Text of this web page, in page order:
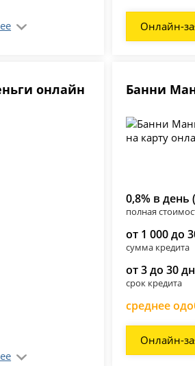
Онлайн-
онлайн
Банни
0,8% в день
полная
от 1 000 до
сумма кредита
от 3 до 30
срок кредита
среднее
Онлайн-